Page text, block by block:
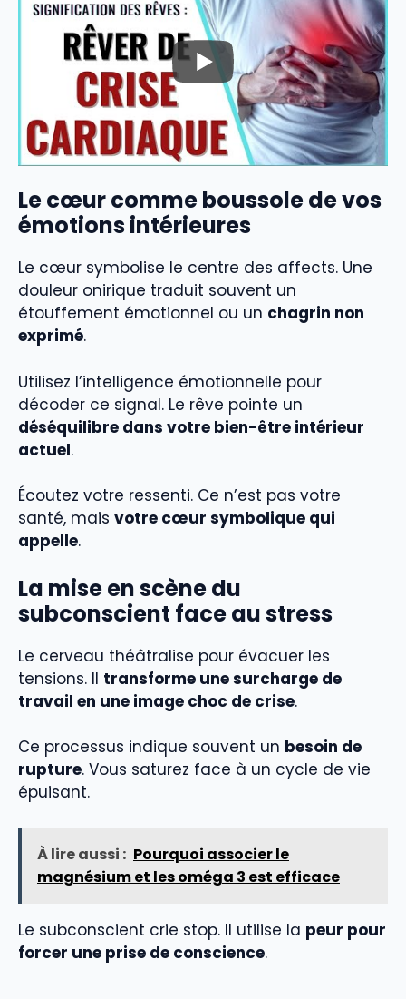
Le cœur comme boussole de vos
émotions intérieures
Le cœur symbolise le centre des affects. Une
douleur onirique traduit souvent un
étouffement émotionnel ou un chagrin non
exprimé.
Utilisez l’intelligence émotionnelle pour
décoder ce signal. Le rêve pointe un
déséquilibre dans votre bien-être intérieur
actuel.
Écoutez votre ressenti. Ce n’est pas votre
santé, mais votre cœur symbolique qui
appelle.
La mise en scène du
subconscient face au stress
Le cerveau théâtralise pour évacuer les
tensions. Il transforme une surcharge de
travail en une image choc de crise.
Ce processus indique souvent un besoin de
rupture. Vous saturez face à un cycle de vie
épuisant.
À lire aussi : Pourquoi associer le
magnésium et les oméga 3 est efficace
Le subconscient crie stop. Il utilise la peur pour
forcer une prise de conscience.